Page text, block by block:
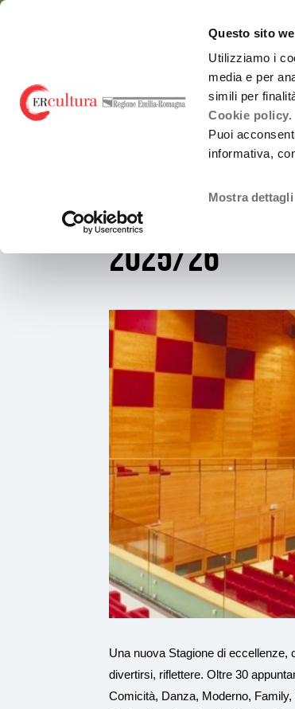
Questo sito
Utilizziamo i
media e per
simili per
Cookie policy.
Puoi
informativa,
Mostra dettagli
Torna
Cerca
Salta
Salta
TEATRO DIEGO FABBRI DI FORLÌ -
Teatro Diego
2025/26
Una nuova Stagione di eccellenze,
divertirsi, riflettere. Oltre 30
Comicità, Danza, Moderno,